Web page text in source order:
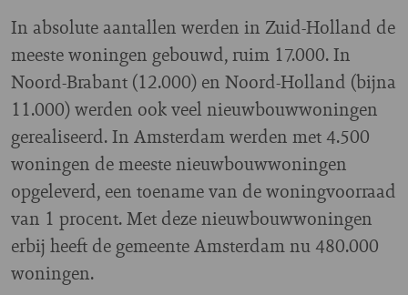
In absolute aantallen werden in Zuid-Holland de
meeste woningen gebouwd, ruim 17.000. In
Noord-Brabant (12.000) en Noord-Holland (bijna
11.000) werden ook veel nieuwbouwwoningen
gerealiseerd. In Amsterdam werden met 4.500
woningen de meeste nieuwbouwwoningen
opgeleverd, een toename van de woningvoorraad
van 1 procent. Met deze nieuwbouwwoningen
erbij heeft de gemeente Amsterdam nu 480.000
woningen.